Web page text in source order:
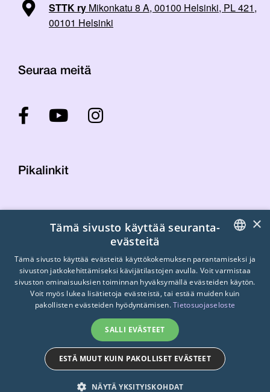
STTK ry Mikonkatu 8 A, 00100 Helsinki, PL 421,
00101 Helsinki
Seuraa meitä
Pikalinkit
Laskutustiedot
Tietosuojaseloste
Turvallisemman tilan periaatteet
© 2026 STTK. Made with ❤ byAvoin.Systems
FINNISH
SWEDISH
×
Tämä sivusto käyttää seuranta-
evästeitä
Tämä sivusto käyttää evästeitä käyttökokemuksen parantamiseksi ja
sivuston jatkokehittämiseksi kävijätilastojen avulla. Voit varmistaa
sivuston ominaisuuksien toiminnan hyväksymällä evästeiden käytön.
Voit myös lukea lisätietoja evästeistä, tai estää muiden kuin
pakollisten evästeiden hyödyntämisen.Tietosuojaseloste
SALLI EVÄSTEET
ESTÄ MUUT KUIN PAKOLLISET EVÄSTEET
NÄYTÄ YKSITYISKOHDAT